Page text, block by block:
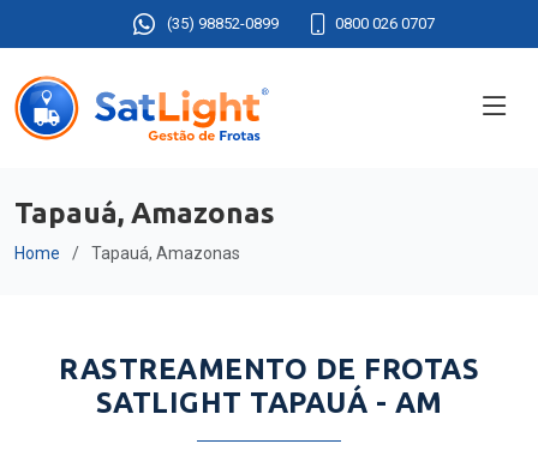
(35) 98852-0899 0800 026 0707
Tapauá, Amazonas
Home Tapauá, Amazonas
RASTREAMENTO DE FROTAS
SATLIGHT TAPAUÁ - AM